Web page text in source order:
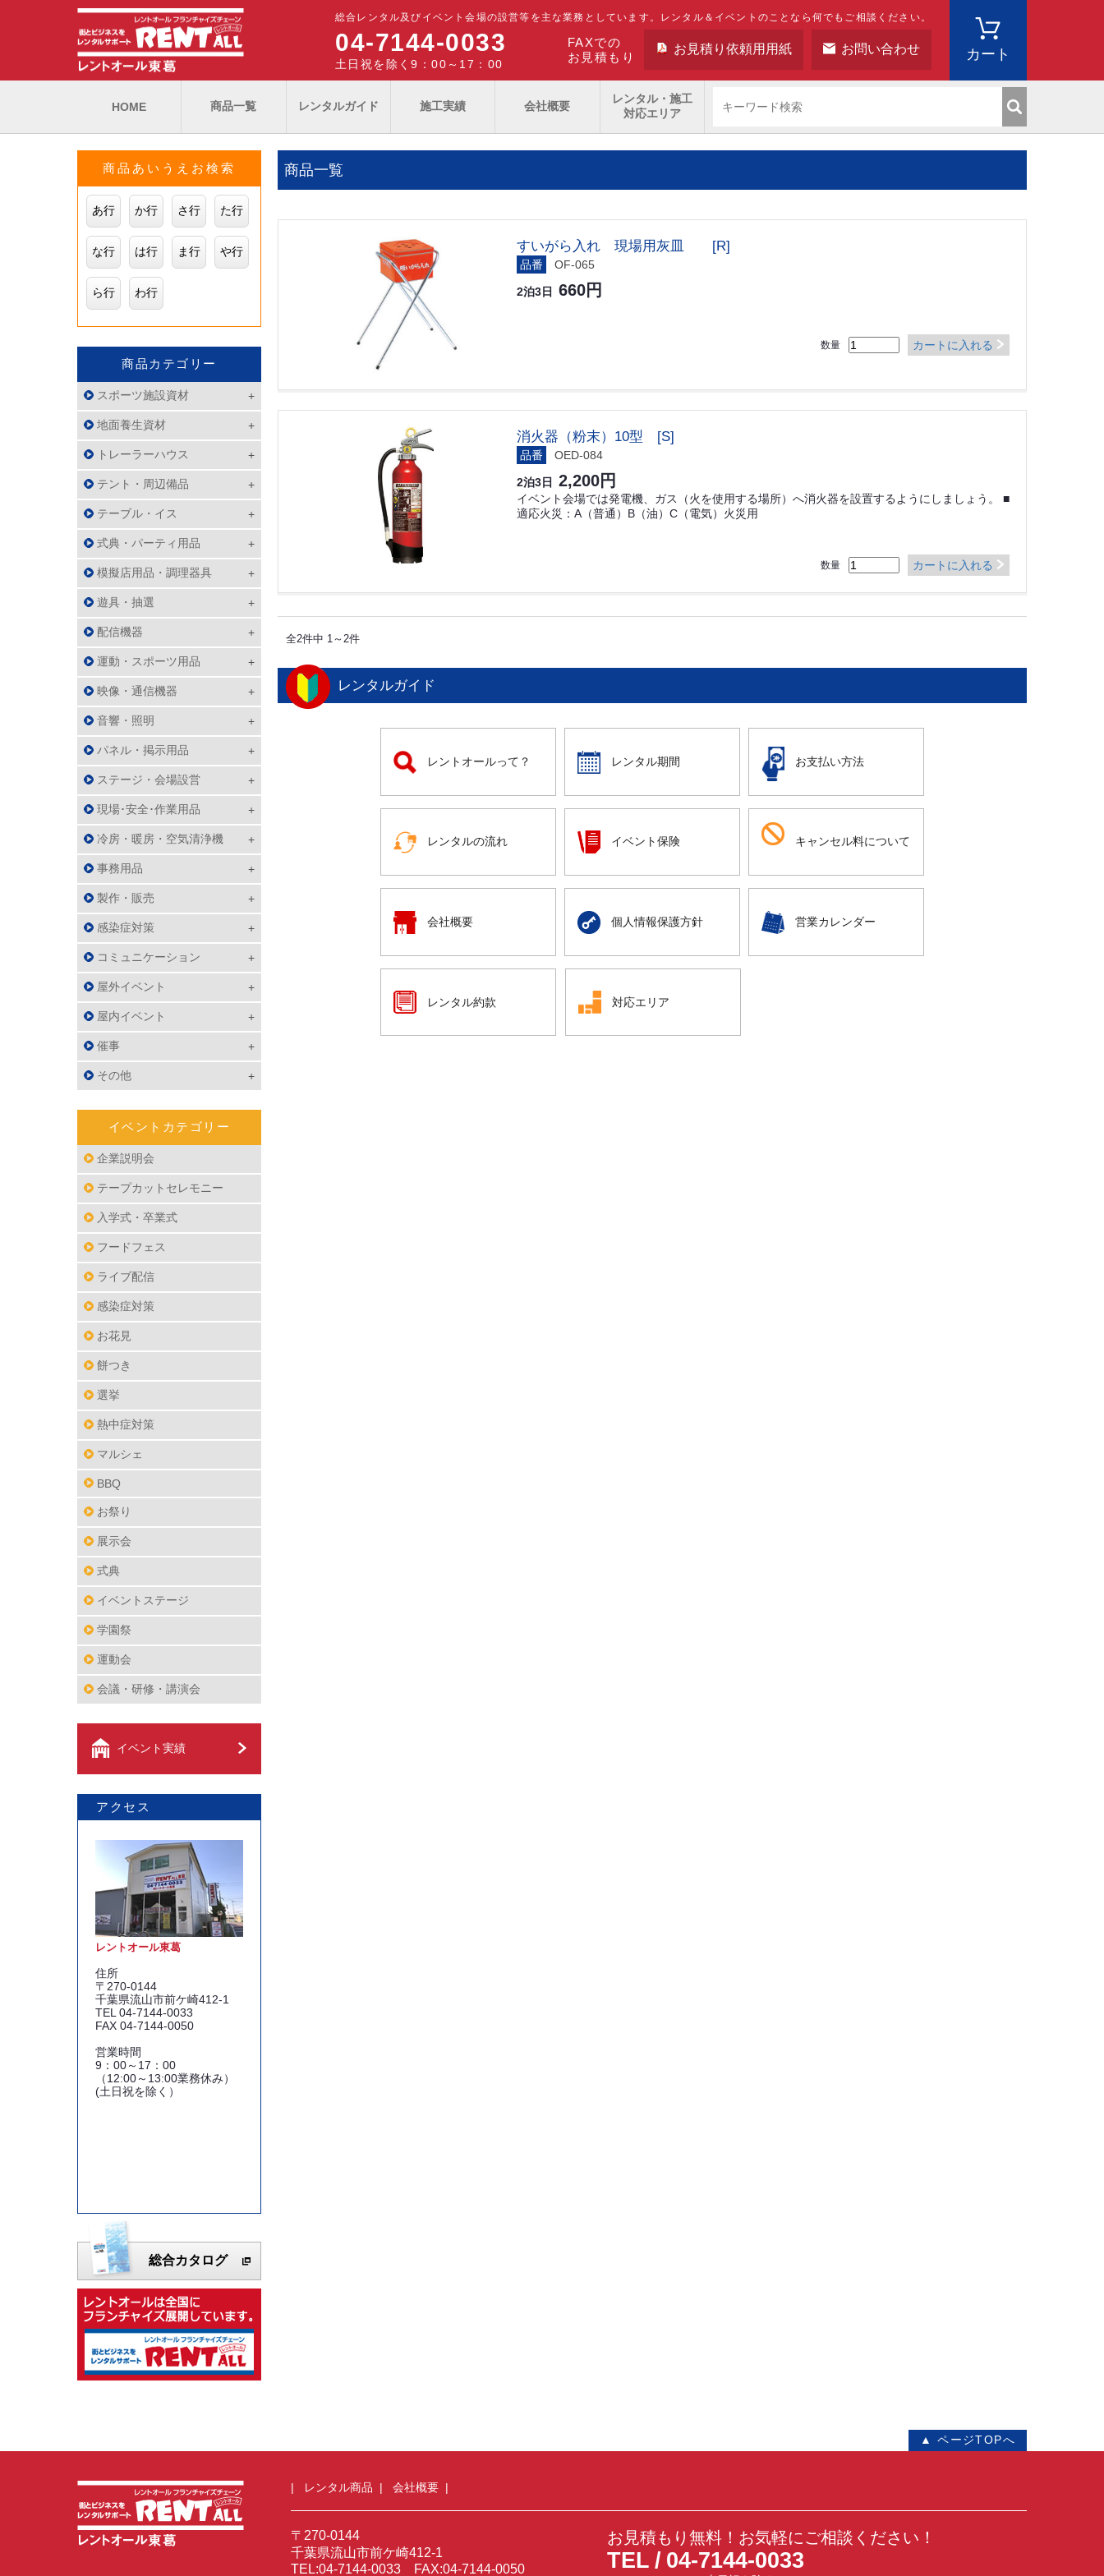
総合レンタル及びイベント会場の設営等を主な業務としています。レンタル＆イベントのことなら何でもご相談ください。
04-7144-0033
土日祝を除く9：00～17：00
FAXでの
お見積もり
お見積り依頼用用紙 お問い合わせ カート
HOME 商品一覧 レンタルガイド 施工実績 会社概要
レンタル・施工
対応エリア
商品あいうえお検索
あ行 か行 さ行 た行
な行 は行 ま行 や行
ら行 わ行
商品カテゴリー
スポーツ施設資材
地面養生資材
トレーラーハウス
テント・周辺備品
テーブル・イス
式典・パーティ用品
模擬店用品・調理器具
遊具・抽選
配信機器
運動・スポーツ用品
映像・通信機器
音響・照明
パネル・掲示用品
ステージ・会場設営
現場･安全･作業用品
冷房・暖房・空気清浄機
事務用品
製作・販売
感染症対策
コミュニケーション
屋外イベント
屋内イベント
催事
その他
イベントカテゴリー
企業説明会
テープカットセレモニー
入学式・卒業式
フードフェス
ライブ配信
感染症対策
お花見
餅つき
選挙
熱中症対策
マルシェ
BBQ
お祭り
展示会
式典
イベントステージ
学園祭
運動会
会議・研修・講演会
イベント実績
アクセス
レントオール東葛
住所
〒270-0144
千葉県流山市前ケ崎412-1
TEL 04-7144-0033
FAX 04-7144-0050
営業時間
9：00～17：00
（12:00～13:00業務休み）
(土日祝を除く）
総合カタログ
商品一覧
すいがら入れ 現場用灰皿 [R]
品番 OF-065
2泊3日 660円
数量 カートに入れる
消火器（粉末）10型 [S]
品番 OED-084
2泊3日 2,200円
イベント会場では発電機、ガス（火を使用する場所）へ消火器を設置するようにしましょう。 ■
適応火災：A（普通）B（油）C（電気）火災用
数量 カートに入れる
全2件中 1～2件
レンタルガイド
レントオールって？ レンタル期間 お支払い方法
レンタルの流れ イベント保険 キャンセル料について
会社概要 個人情報保護方針 営業カレンダー
レンタル約款 対応エリア
▲ ページTOPへ
レンタル商品 会社概要
〒270-0144
千葉県流山市前ケ崎412-1
TEL:04-7144-0033 FAX:04-7144-0050
お見積もり無料！お気軽にご相談ください！
TEL 04-7144-0033